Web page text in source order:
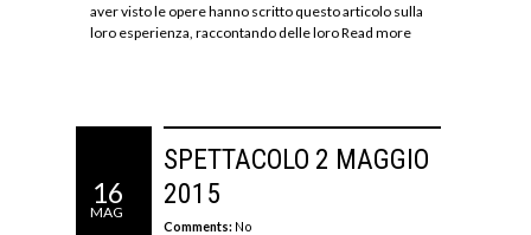
aver visto le opere hanno scritto questo articolo sulla
loro esperienza, raccontando delle loroRead more
16
MAG
SPETTACOLO 2 MAGGIO
2015
Comments: No